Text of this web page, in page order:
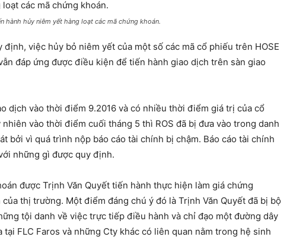
hành hủy niêm yết hàng loạt các mã chứng khoán.
việc hủy bỏ niêm yết của một số các mã cổ phiếu trên HOSE
đáp ứng được điều kiện để tiến hành giao dịch trên sàn giao
dịch vào thời điểm 9.2016 và có nhiều thời điểm giá trị của cổ
vào thời điểm cuối tháng 5 thì ROS đã bị đưa vào trong danh
bởi vì quá trình nộp báo cáo tài chính bị chậm. Báo cáo tài chính
những gì được quy định.
được Trịnh Văn Quyết tiến hành thực hiện làm giá chứng
thị trường. Một điểm đáng chú ý đó là Trịnh Văn Quyết đã bị bộ
tội danh về việc trực tiếp điều hành và chỉ đạo một đường dây
FLC Faros và những Cty khác có liên quan nằm trong hệ sinh